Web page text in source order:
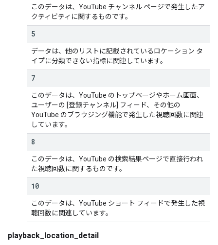
このデータは、YouTube チャンネル ページで発生したア
クティビティに関するものです。
5
データは、他のリストに記載されているロケーション タ
イプに分類できない指標に関連しています。
7
このデータは、YouTube のトップページやホーム画面、
ユーザーの [登録チャンネル] フィード、その他の
YouTube のブラウジング機能で発生した視聴回数に関連
しています。
8
このデータは、YouTube の検索結果ページで直接行われ
た視聴回数に関するものです。
10
このデータは、YouTube ショート フィードで発生した視
聴回数に関連しています。
playback_location_detail